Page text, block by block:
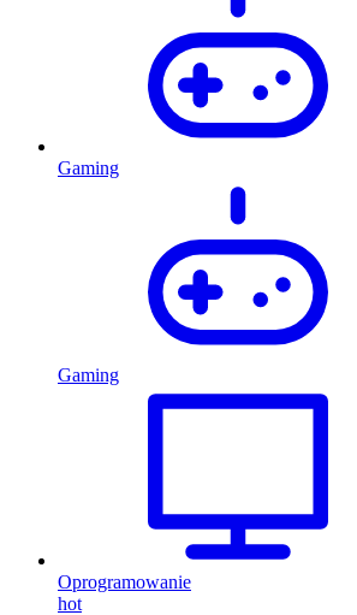
Gaming
Gaming
Oprogramowanie
hot